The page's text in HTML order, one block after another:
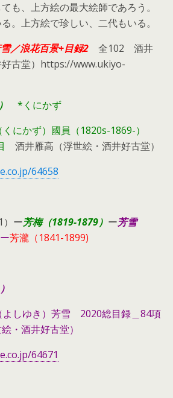
も、上方絵の最大絵師であろう。
。上方絵で珍しい、二代もいる。
／浪花百景+目録2 全102 酒井
好古堂）https://www.ukiyo-
*くにかず
くにかず）國員（1820s-1869-）
酒井雁高（浮世絵・酒井好古堂）
64658
）ー芳梅（1819-1879） ー芳雪
芳瀧（1841-1899)
よしゆき）芳雪 2020総目録＿84項
・酒井好古堂）
64671